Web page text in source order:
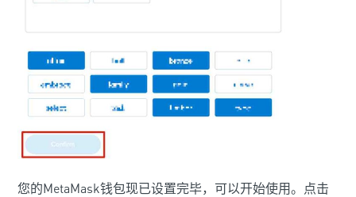
您的MetaMask钱包现已设置完毕，可以开始使用。点击